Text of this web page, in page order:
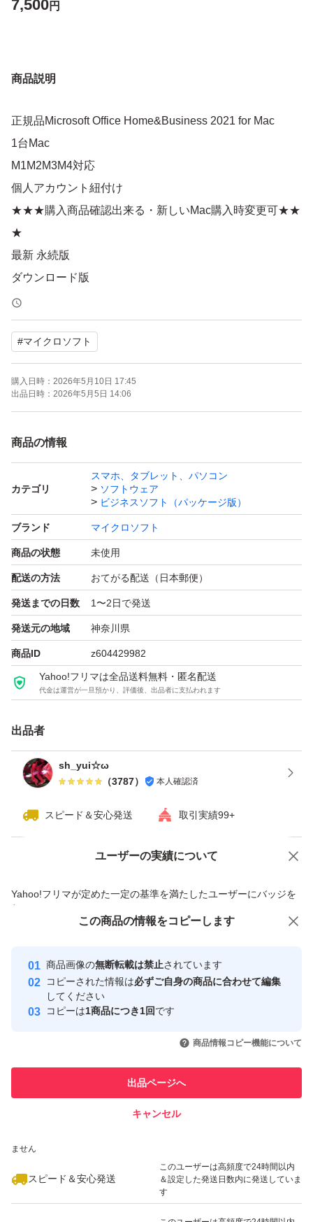
7,500円
商品説明
正規品Microsoft Office Home&Business 2021 for Mac
1台Mac
M1M2M3M4対応
個人アカウント紐付け
★★★購入商品確認出来る・新しいMac購入時変更可★★
★
最新 永続版
ダウンロード版
対応OS：MacOS最新の三つ以内のバージョン
グローバル版「全言語対応」
購入後すぐに、ご利用いただくことができます。
プロダクトキーとマニュアルを送ります。
(安く供給のため、パッケージ及びカードは付きません。
ご了承の上、ご購入下さい。)
プロダクトキー入力ページ：
https://setup.office.com
マイクロソフトアカウントでサインイン、
キーを入力してソフトをダウンロードできます。
(アカウントをお持ちでない場合、新規作成を選択)
★オンラインで速やか、簡単にインストール（約30分～1
時間）★
含まれるソフト：
Word
Excel
OneNote
Outlook
注：商品到着後、三日以内にアカウント関連付け実行出来
#マイクロソフト
購入日時： 2026年5月10日 17:45
出品日時： 2026年5月5日 14:06
商品の情報
カテゴリ
スマホ、タブレット、パソコン
ソフトウェア
ビジネスソフト（パッケージ版）
ブランド マイクロソフト
商品の状態 未使用
配送の方法 おてがる配送（日本郵便）
発送までの日数 1〜2日で発送
発送元の地域 神奈川県
商品ID z604429982
Yahoo!フリマは全品送料無料・匿名配送
代金は運営が一旦預かり、評価後、出品者に支払われます
出品者
sh_yui☆ω
（3787） 本人確認済
スピード＆安心発送 取引実績99+
ユーザーの実績について
Yahoo!フリマが定めた一定の基準を満たしたユーザーにバッジを
付与しています
安心取引出品者
心・安全なユーザーです
取引実績
引を完了させた実績があります
での取引実績があります
ません
スピード＆安心発送
このユーザーは高頻度で24時間以内
＆設定した発送日数内に発送していま
す
価格の相談 商品への質問
この商品の情報をコピーします
商品画像の無断転載は禁止されています
コピーされた情報は必ずご自身の商品に合わせて編集
してください
コピーは1商品につき1回です
商品情報コピー機能について
出品ページへ
キャンセル
この商品をみている人にオススメ